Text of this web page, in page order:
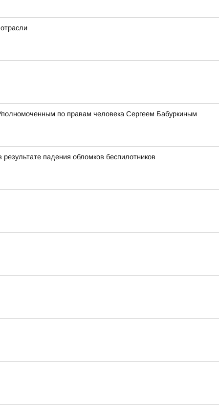
по правам человека Сергеем Бабуркиным
падения обломков беспилотников